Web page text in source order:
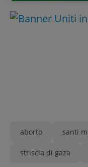
aborto santi
striscia di gaza